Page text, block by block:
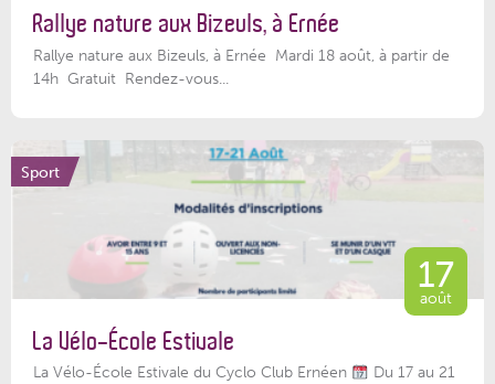
Rallye nature aux Bizeuls, à Ernée
Rallye nature aux Bizeuls, à Ernée Mardi 18 août, à partir de
14h Gratuit Rendez-vous...
Sport
17
août
La Vélo-École Estivale
La Vélo-École Estivale du Cyclo Club Ernéen
Du 17 au 21